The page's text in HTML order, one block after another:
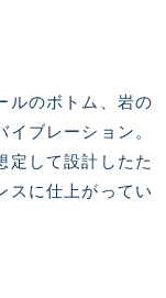
ルのボトム、岩の
ブレーション。
定して設計したた
スに仕上がってい